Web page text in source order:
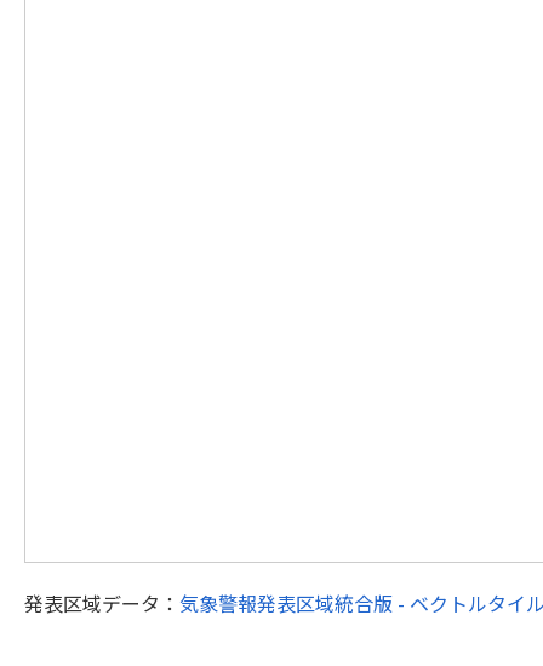
発表区域データ： 気象警報発表区域統合版 - ベクトルタイ